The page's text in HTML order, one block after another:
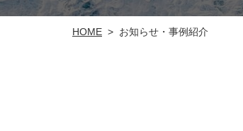
HOME > お知らせ・事例紹介